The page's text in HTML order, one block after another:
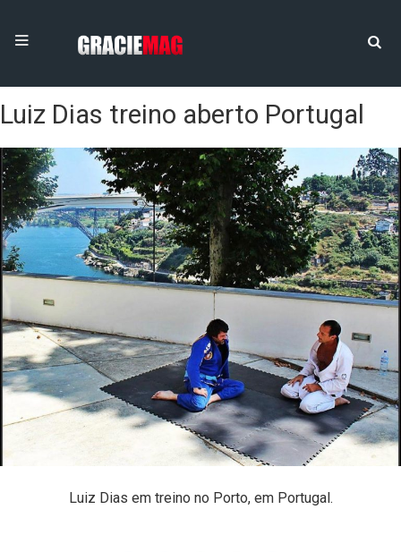
Luiz Dias treino aberto Portugal
Luiz Dias em treino no Porto, em Portugal.